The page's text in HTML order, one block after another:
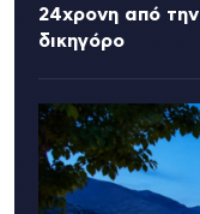
24χρονη από
δικηγόρο